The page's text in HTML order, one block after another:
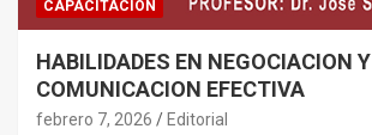
CAPACITACION
HABILIDADES EN NEGOCIACION Y
COMUNICACION EFECTIVA
febrero 7, 2026 Editorial